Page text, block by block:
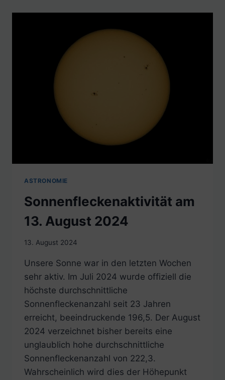
ASTRONOMIE
Sonnenfleckenaktivität am
13. August 2024
13. August 2024
Unsere Sonne war in den letzten Wochen
sehr aktiv. Im Juli 2024 wurde offiziell die
höchste durchschnittliche
Sonnenfleckenanzahl seit 23 Jahren
erreicht, beeindruckende 196,5. Der August
2024 verzeichnet bisher bereits eine
unglaublich hohe durchschnittliche
Sonnenfleckenanzahl von 222,3.
Wahrscheinlich wird dies der Höhepunkt